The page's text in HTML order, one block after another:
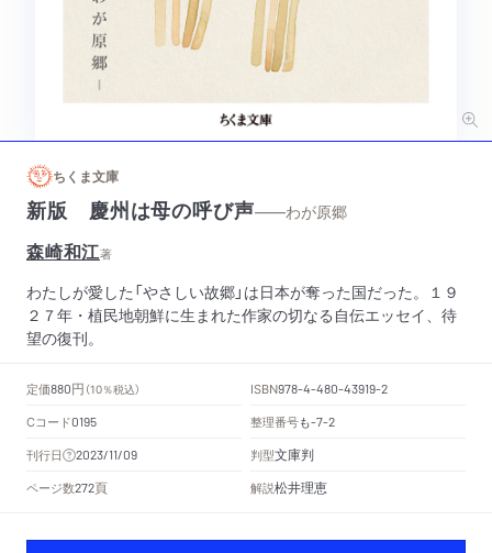
ちくま文庫
新版 慶州は母の呼び声——わが原郷
森崎和江著
わたしが愛した「やさしい故郷」は日本が奪った国だった。１９
２７年・植民地朝鮮に生まれた作家の切なる自伝エッセイ、待
望の復刊。
定価880円 （10％税込） ISBN978-4-480-43919-2
Cコード0195 整理番号も-7-2
刊行日 2023/11/09 判型文庫判
ページ数272頁 解説松井理恵